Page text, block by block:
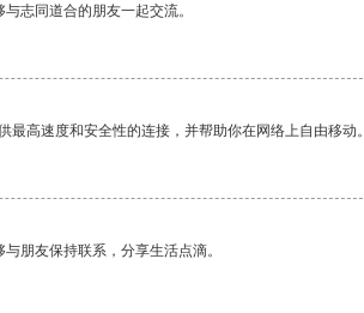
志同道合的朋友一起交流。
最高速度和安全性的连接，并帮助你在网络上自由移动。
朋友保持联系，分享生活点滴。